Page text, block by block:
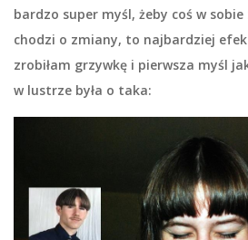
bardzo super myśl, żeby coś w
chodzi o zmiany, to najbardziej
zrobiłam grzywkę i pierwsza myśl
w lustrze była o taka: